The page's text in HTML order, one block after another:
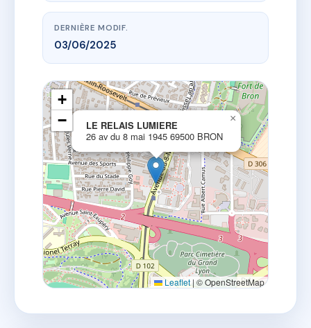
DERNIÈRE MODIF.
03/06/2025
LE RELAIS LUMIERE
26 av du 8 mai 1945 69500 BRON
×
+
−
Leaflet | © OpenStreetMap